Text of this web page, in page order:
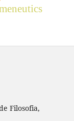
Filosofia,